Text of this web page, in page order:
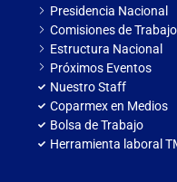
Presidencia Nacional
Comisiones de Trabajo
Estructura Nacional
Próximos Eventos
Nuestro Staff
Coparmex en Medios
Bolsa de Trabajo
Herramienta laboral